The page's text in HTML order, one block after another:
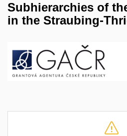
Subhierarchies of
in the Straubing-